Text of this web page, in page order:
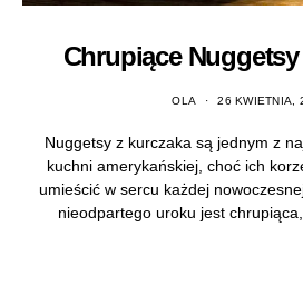
Chrupiące
OLA 26 KWIETNIA,
Nuggetsy z kurczaka są jednym z
kuchni amerykańskiej, choć ich
umieścić w sercu każdej
nieodpartego uroku jest